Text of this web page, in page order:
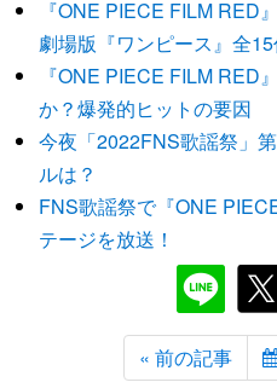
『ONE PIECE FILM RED
劇場版『ワンピース』全15
『ONE PIECE FILM RED
か？爆発的ヒットの要因
今夜「2022FNS歌謡祭」
ルは？
FNS歌謡祭で『ONE
テージを放送！
« 前の記事